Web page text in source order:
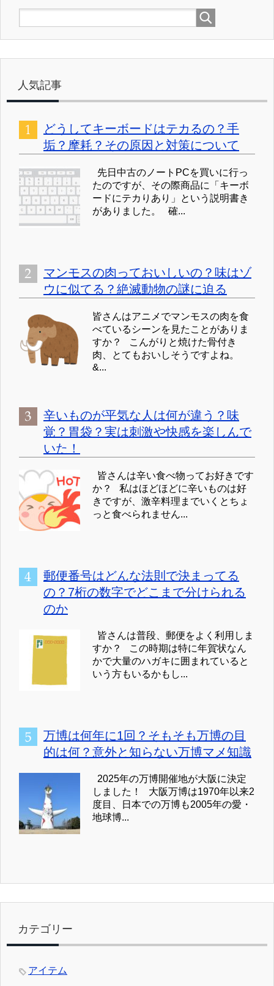
人気記事
どうしてキーボードはテカるの？手
垢？摩耗？その原因と対策について
先日中古のノートPCを買いに行っ
たのですが、その際商品に「キーボ
ードにテカりあり」という説明書き
がありました。 確...
マンモスの肉っておいしいの？味はゾ
ウに似てる？絶滅動物の謎に迫る
皆さんはアニメでマンモスの肉を食
べているシーンを見たことがありま
すか？ こんがりと焼けた骨付き
肉、とてもおいしそうですよね。
&...
辛いものが平気な人は何が違う？味
覚？胃袋？実は刺激や快感を楽しんで
いた！
皆さんは辛い食べ物ってお好きです
か？ 私はほどほどに辛いものは好
きですが、激辛料理までいくとちょ
っと食べられません...
郵便番号はどんな法則で決まってる
の？7桁の数字でどこまで分けられる
のか
皆さんは普段、郵便をよく利用しま
すか？ この時期は特に年賀状なん
かで大量のハガキに囲まれていると
いう方もいるかもし...
万博は何年に1回？そもそも万博の目
的は何？意外と知らない万博マメ知識
2025年の万博開催地が大阪に決定
しました！ 大阪万博は1970年以来2
度目、日本での万博も2005年の愛・
地球博...
カテゴリー
アイテム